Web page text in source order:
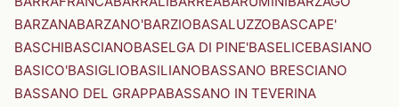
BARZANABARZANO'BARZIOBASALUZZOBASCAPE'
BASCHIBASCIANOBASELGA DI PINE'BASELICEBASIANO
BASICO'BASIGLIOBASILIANOBASSANO BRESCIANO
BASSANO DEL GRAPPABASSANO IN TEVERINA